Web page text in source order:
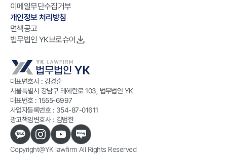
이메일무단수집거부
개인정보 처리방침
면책공고
법무법인 YK브로슈어
대표변호사 : 강경훈
서울특별시 강남구 테헤란로 103, 법무법인 YK
대표번호 :1555-6997
사업자등록번호 : 354-87-01611
광고책임변호사 : 김범한
Copyright@YK lawfirm All Rights Reserved